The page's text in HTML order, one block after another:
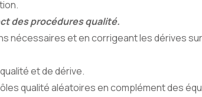
des procédures qualité.
nécessaires et en corrigeant les dérives
et de dérive.
qualité aléatoires en complément des